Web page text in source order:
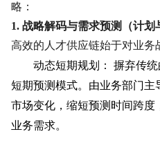
略：
1. 战略解码与需求预测（计划
高效的人才供应链始于对业务
动态短期规划：
摒弃传
短期预测模式。由业务部门
市场变化，缩短预测时间跨
业务需求。